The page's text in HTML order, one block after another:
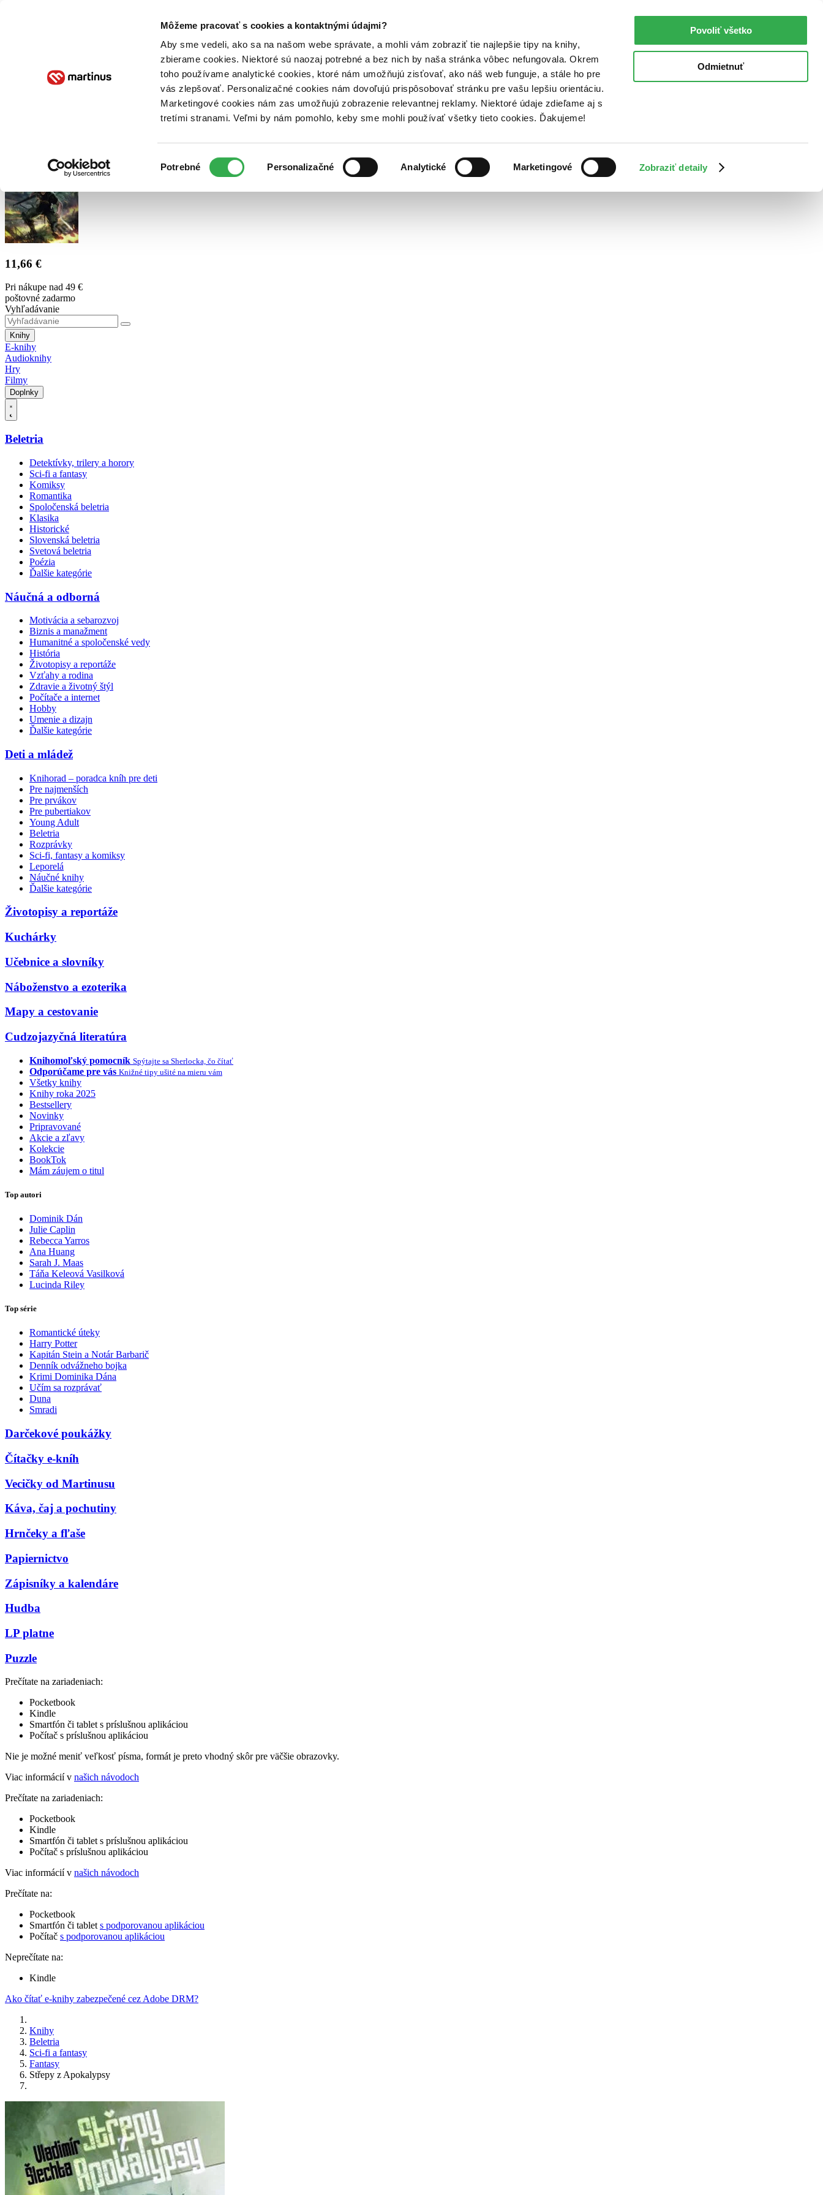
Môžeme pracovať s cookies a kontaktnými údajmi?
Aby sme vedeli, ako sa na našom webe správate, a mohli vám zobraziť tie najlepšie tipy na knihy,
zbierame cookies. Niektoré sú naozaj potrebné a bez nich by naša stránka vôbec nefungovala. Okrem
toho používame analytické cookies, ktoré nám umožňujú zisťovať, ako náš web funguje, a stále ho pre
vás zlepšovať. Personalizačné cookies nám dovoľujú prispôsobovať stránku pre vašu lepšiu orientáciu.
Marketingové cookies nám zas umožňujú zobrazenie relevantnej reklamy. Niektoré údaje zdieľame aj s
tretími stranami. Veľmi by nám pomohlo, keby sme mohli používať všetky tieto cookies. Ďakujeme!
súhlasu
Potrebné Personalizačné Analytické Marketingové Zobraziť detaily
Povoliť všetko
Odmietnuť
Poukážky Kontakt
11,66 €
Pri nákupe nad 49 €
poštovné zadarmo
Vyhľadávanie
Knihy
E-knihy
Audioknihy
Hry
Filmy
Doplnky
Beletria
Detektívky, trilery a horory
Sci-fi a fantasy
Komiksy
Romantika
Spoločenská beletria
Klasika
Historické
Slovenská beletria
Svetová beletria
Poézia
Ďalšie kategórie
Náučná a odborná
Motivácia a sebarozvoj
Biznis a manažment
Humanitné a spoločenské vedy
História
Životopisy a reportáže
Vzťahy a rodina
Zdravie a životný štýl
Počítače a internet
Hobby
Umenie a dizajn
Ďalšie kategórie
Deti a mládež
Knihorad – poradca kníh pre deti
Pre najmenších
Pre prvákov
Pre pubertiakov
Young Adult
Beletria
Rozprávky
Sci-fi, fantasy a komiksy
Leporelá
Náučné knihy
Ďalšie kategórie
Životopisy a reportáže
Kuchárky
Učebnice a slovníky
Náboženstvo a ezoterika
Mapy a cestovanie
Cudzojazyčná literatúra
Knihomoľský pomocník Spýtajte sa Sherlocka, čo čítať
Odporúčame pre vás Knižné tipy ušité na mieru vám
Všetky knihy
Knihy roka 2025
Bestsellery
Novinky
Pripravované
Akcie a zľavy
Kolekcie
BookTok
Mám záujem o titul
Top autori
Dominik Dán
Julie Caplin
Rebecca Yarros
Ana Huang
Sarah J. Maas
Táňa Keleová Vasilková
Lucinda Riley
Top série
Romantické úteky
Harry Potter
Kapitán Stein a Notár Barbarič
Denník odvážneho bojka
Krimi Dominika Dána
Učím sa rozprávať
Duna
Smradi
Darčekové poukážky
Čítačky e-kníh
Vecičky od Martinusu
Káva, čaj a pochutiny
Hrnčeky a fľaše
Papiernictvo
Zápisníky a kalendáre
Hudba
LP platne
Puzzle
Prečítate na zariadeniach:
Pocketbook
Kindle
Smartfón či tablet s príslušnou aplikáciou
Počítač s príslušnou aplikáciou
Nie je možné meniť veľkosť písma, formát je preto vhodný skôr pre väčšie obrazovky.
Viac informácií v našich návodoch
Prečítate na zariadeniach:
Pocketbook
Kindle
Smartfón či tablet s príslušnou aplikáciou
Počítač s príslušnou aplikáciou
Viac informácií v našich návodoch
Prečítate na:
Pocketbook
Smartfón či tablet s podporovanou aplikáciou
Počítač s podporovanou aplikáciou
Neprečítate na:
Kindle
Ako čítať e-knihy zabezpečené cez Adobe DRM?
Knihy
Beletria
Sci-fi a fantasy
Fantasy
Střepy z Apokalypsy